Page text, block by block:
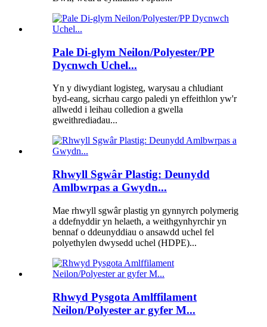
Pale Di-glym Neilon/Polyester/PP
Dycnwch Uchel...
Yn y diwydiant logisteg, warysau a chludiant
byd-eang, sicrhau cargo paledi yn effeithlon yw'r
allwedd i leihau colledion a gwella
gweithrediadau...
Rhwyll Sgwâr Plastig: Deunydd
Amlbwrpas a Gwydn...
Mae rhwyll sgwâr plastig yn gynnyrch polymerig
a ddefnyddir yn helaeth, a weithgynhyrchir yn
bennaf o ddeunyddiau o ansawdd uchel fel
polyethylen dwysedd uchel (HDPE)...
Rhwyd Pysgota Amlffilament
Neilon/Polyester ar gyfer M...